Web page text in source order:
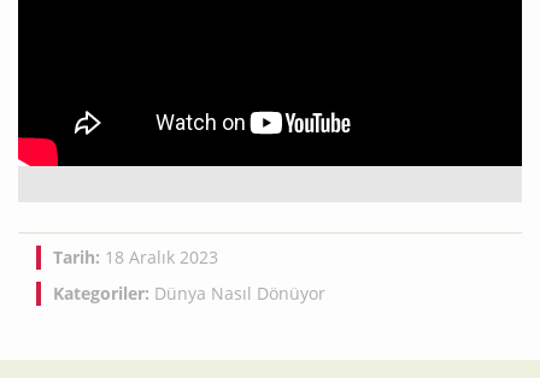
Tarih: 18 Aralık 2023
Kategoriler: Dünya Nasıl Dönüyor